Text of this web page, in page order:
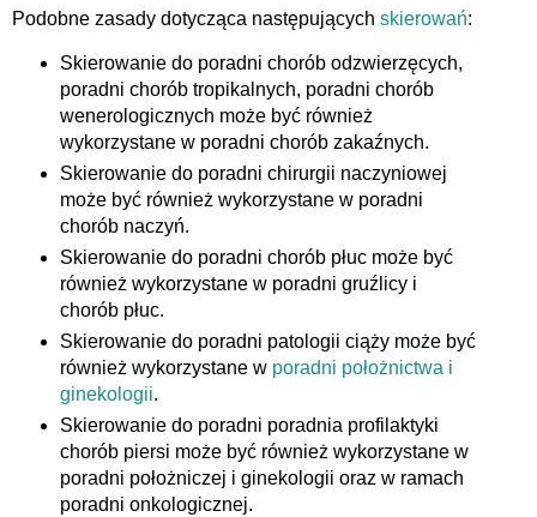
Podobne zasady dotycząca następujących skierowań:
Skierowanie do poradni chorób odzwierzęcych,
poradni chorób tropikalnych, poradni chorób
wenerologicznych może być również
wykorzystane w poradni chorób zakaźnych.
Skierowanie do poradni chirurgii naczyniowej
może być również wykorzystane w poradni
chorób naczyń.
Skierowanie do poradni chorób płuc może być
również wykorzystane w poradni gruźlicy i
chorób płuc.
Skierowanie do poradni patologii ciąży może być
również wykorzystane w poradni położnictwa i
ginekologii.
Skierowanie do poradni poradnia profilaktyki
chorób piersi może być również wykorzystane w
poradni położniczej i ginekologii oraz w ramach
poradni onkologicznej.